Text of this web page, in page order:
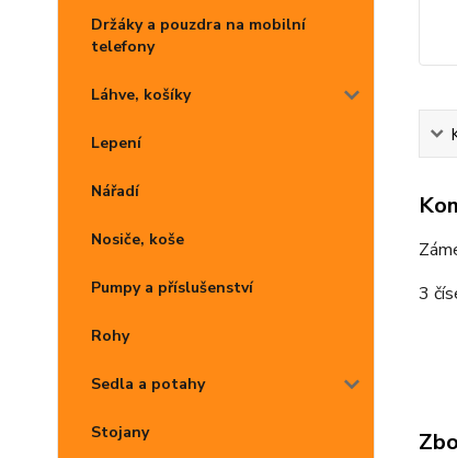
Držáky a pouzdra na mobilní
telefony
Láhve, košíky
Lepení
Nářadí
Nosiče, koše
Pumpy a příslušenství
Rohy
Sedla a potahy
Stojany
3